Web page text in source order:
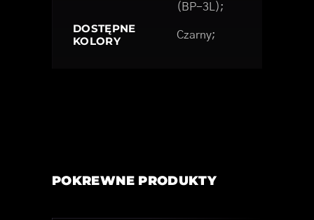
(BP-3L);
DOSTĘPNE
KOLORY
Czarny;
POKREWNE PRODUKTY